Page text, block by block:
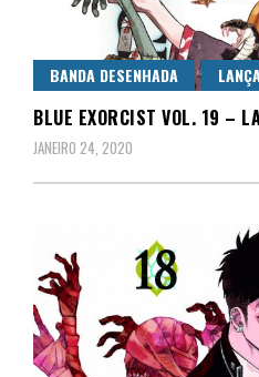
BANDA DESENHADA
BLUE EXORCIST VOL. 19 –
JANEIRO 24, 2020